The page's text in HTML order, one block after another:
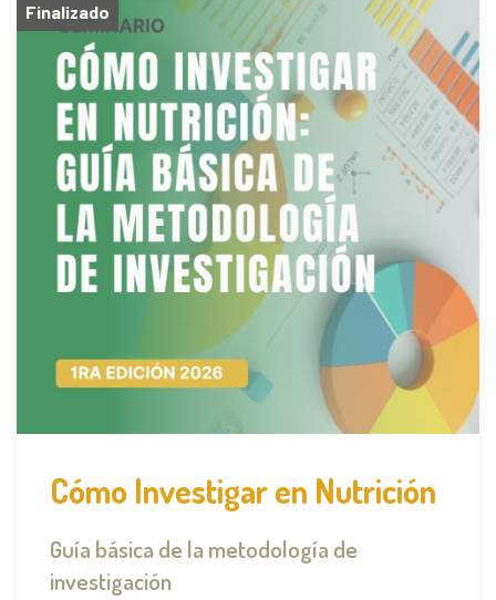
Finalizado
Cómo Investigar en Nutrición
Guía básica de la metodología de
investigación